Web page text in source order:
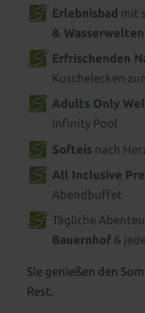
Erlebnisbad mit
& Wasserwelten
Erfrischenden
Kuschelecken
Adults Only
Infinity Pool
Softeis nach
All Inclusive
Abendbuffet
Tägliche
Bauernhof &
Sie genießen den
Rest.